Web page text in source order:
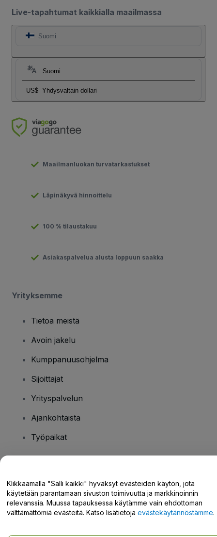
Live-tapahtumat kaikkialla maailmassa
Suomi
Suomi
US$ Yhdysvaltain dollari
Maailmanluokan turvatarkastukset
Läpinäkyvä hinnoittelu
100 % tilaustakuu
Asiakaspalvelua alusta loppuun saakka
Yrityksemme
Tietoa meistä
Avoin jakelu
Kumppanuusohjelma
Sijoittajat
Yrityspalvelun
Ajankohtaista
Työpaikat
Tukikeskus / Ota meihin yhteyttä
Klikkaamalla "Salli kaikki" hyväksyt evästeiden käytön, jota
käytetään parantamaan sivuston toimivuutta ja markkinoinnin
relevanssia. Muussa tapauksessa käytämme vain ehdottoman
välttämättömiä evästeitä. Katso lisätietoja evästekäytännöstämme.